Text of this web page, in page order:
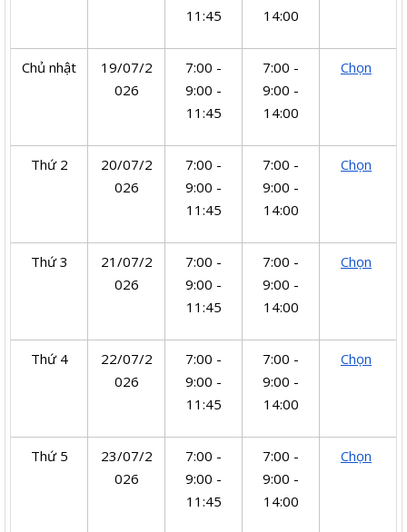
11:45
14:00
Chủ nhật
19/07/2
026
7:00 -
9:00 -
11:45
7:00 -
9:00 -
14:00
Chọn
Thứ 2
20/07/2
026
7:00 -
9:00 -
11:45
7:00 -
9:00 -
14:00
Chọn
Thứ 3
21/07/2
026
7:00 -
9:00 -
11:45
7:00 -
9:00 -
14:00
Chọn
Thứ 4
22/07/2
026
7:00 -
9:00 -
11:45
7:00 -
9:00 -
14:00
Chọn
Thứ 5
23/07/2
026
7:00 -
9:00 -
11:45
7:00 -
9:00 -
14:00
Chọn